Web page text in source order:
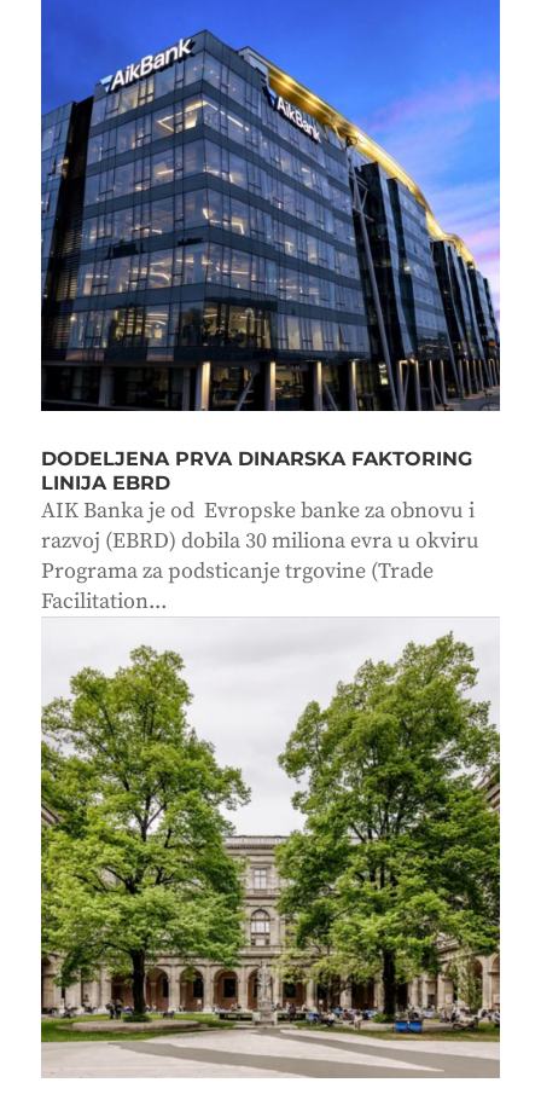
DODELJENA PRVA DINARSKA FAKTORING
LINIJA EBRD
AIK Banka je od Evropske banke za obnovu i
razvoj (EBRD) dobila 30 miliona evra u okviru
Programa za podsticanje trgovine (Trade
Facilitation...